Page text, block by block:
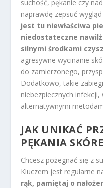
suchość, pękanie czy
naprawdę zepsuć wygląd
jest tu niewłaściwa
niedostateczne
silnymi środkami
agresywne wycinanie
do zamierzonego,
Dodatkowo, takie
niebezpiecznych
alternatywnymi
JAK UNIKAĆ
PĘKANIA
Chcesz pożegnać się z
Kluczem jest regularne
rąk, pamiętaj o